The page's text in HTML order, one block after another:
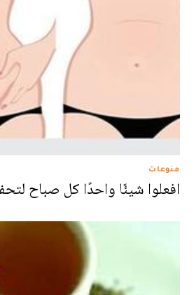
منوعات
افعلوا شيئًا واحدًا كل صباح